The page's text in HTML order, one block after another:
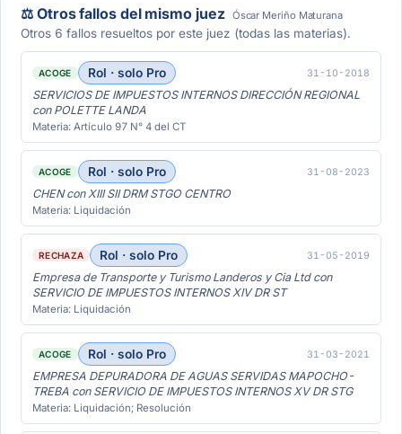
⚖️ Otros fallos del mismo juez Óscar Meriño Maturana
Otros 6 fallos resueltos por este juez (todas las materias).
ACOGE Rol · solo Pro 31-10-2018
SERVICIOS DE IMPUESTOS INTERNOS DIRECCIÓN REGIONAL
con POLETTE LANDA
Materia: Artículo 97 N° 4 del CT
ACOGE Rol · solo Pro 31-08-2023
CHEN con XIII SII DRM STGO CENTRO
Materia: Liquidación
RECHAZA Rol · solo Pro 31-05-2019
Empresa de Transporte y Turismo Landeros y Cia Ltd con
SERVICIO DE IMPUESTOS INTERNOS XIV DR ST
Materia: Liquidación
ACOGE Rol · solo Pro 31-03-2021
EMPRESA DEPURADORA DE AGUAS SERVIDAS MAPOCHO-
TREBA con SERVICIO DE IMPUESTOS INTERNOS XV DR STG
Materia: Liquidación; Resolución